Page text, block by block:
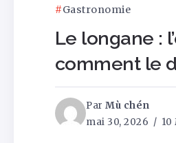
Gastronomie
Le longane :
comment le
Par Mù chén
mai 30, 2026